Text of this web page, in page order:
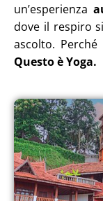
un’esperienza
dove il respiro
ascolto.
Questo è Yoga.